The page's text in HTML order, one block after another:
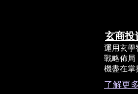
玄商投
運用玄學
戰略佈局
機盡在掌
了解更